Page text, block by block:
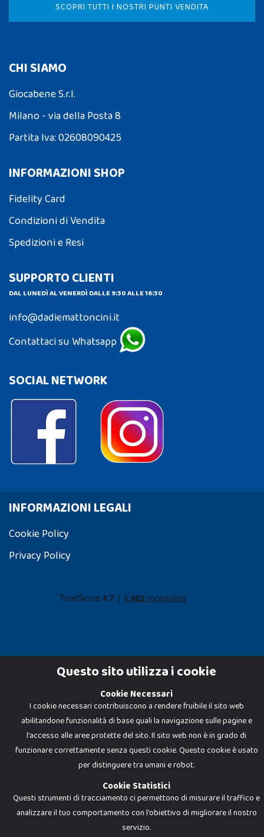
SCOPRI TUTTI I NOSTRI PUNTI VENDITA
CHI SIAMO
Giocabene S.r.l.
Milano - via della Posta 8
Partita Iva: 02608090425
INFORMAZIONI SHOP
Fidelity Card
Condizioni di Vendita
Spedizioni e Resi
SUPPORTO CLIENTI
DAL LUNEDÌ AL VENERDÌ DALLE 9:30 ALLE 16:30
info@dadiemattoncini.it
Contattaci su Whatsapp
SOCIAL NETWORK
INFORMAZIONI LEGALI
Cookie Policy
Privacy Policy
Dadi e Mattoncini è un brand di Giocabene Srl. Ogni riproduzione o utilizzo non
espressamente autorizzato è severamente vietato. Tutti i loghi, marchi,
brand elencati nel presente shop sono di proprietà dei rispettivi titolari.
I prezzi e le promozioni pubblicate potrebbero differire da quanto esposto in
negozio.
Giocabene Srl - via della Posta 8, 20123 Milano (MI)
P.IVA 02608090425 - REA AN201199 - C.S. 10.000 i.v.
Questo sito utilizza i cookie
Cookie Necessari
I cookie necessari contribuiscono a rendere fruibile il sito web
abilitandone funzionalità di base quali la navigazione sulle pagine e
l'accesso alle aree protette del sito. Il sito web non è in grado di
funzionare correttamente senza questi cookie. Questo cookie è usato
per distinguere tra umani e robot.
Cookie Statistici
Questi strumenti di tracciamento ci permettono di misurare il traffico e
analizzare il tuo comportamento con l'obiettivo di migliorare il nostro
servizio.